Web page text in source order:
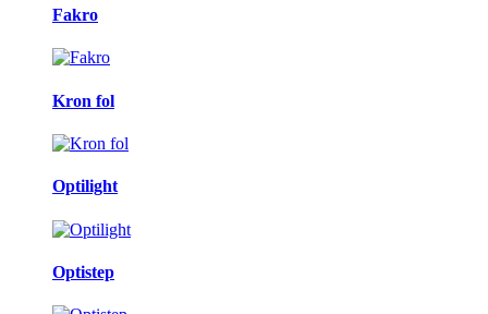
Fakro
Kron fol
Optilight
Optistep